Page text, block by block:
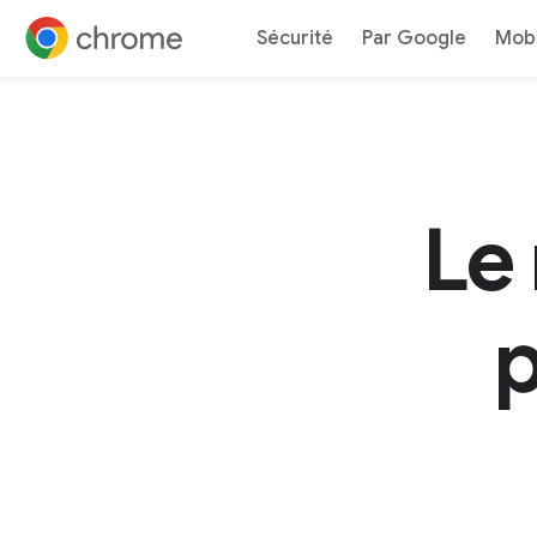
Sécurité Par Google